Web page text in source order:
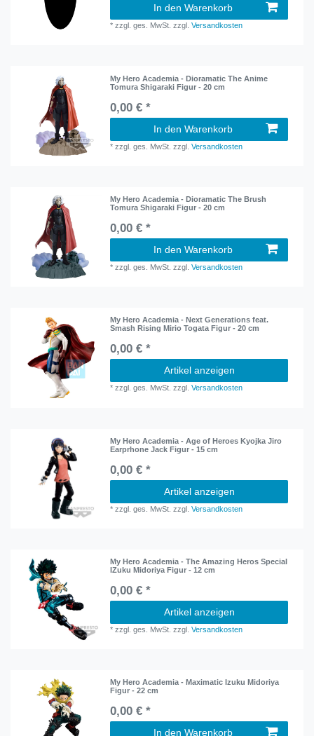
In den Warenkorb
*zzgl. ges. MwSt. zzgl.Versandkosten
My Hero Academia - Dioramatic The Anime
Tomura Shigaraki Figur - 20 cm
0,00 € *
In den Warenkorb
*zzgl. ges. MwSt. zzgl.Versandkosten
My Hero Academia - Dioramatic The Brush
Tomura Shigaraki Figur - 20 cm
0,00 € *
In den Warenkorb
*zzgl. ges. MwSt. zzgl.Versandkosten
My Hero Academia - Next Generations feat.
Smash Rising Mirio Togata Figur - 20 cm
0,00 € *
Artikel anzeigen
*zzgl. ges. MwSt. zzgl.Versandkosten
My Hero Academia - Age of Heroes Kyojka Jiro
Earprhone Jack Figur - 15 cm
0,00 € *
Artikel anzeigen
*zzgl. ges. MwSt. zzgl.Versandkosten
My Hero Academia - The Amazing Heros Special
IZuku Midoriya Figur - 12 cm
0,00 € *
Artikel anzeigen
*zzgl. ges. MwSt. zzgl.Versandkosten
My Hero Academia - Maximatic Izuku Midoriya
Figur - 22 cm
0,00 € *
In den Warenkorb